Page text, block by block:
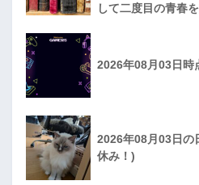
して二度目の青春
2026年08月03日時
2026年08月03日の
休み！)